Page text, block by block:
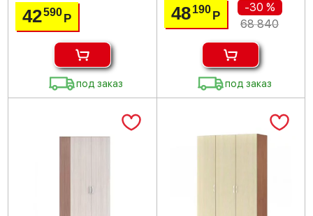
42590Р
под заказ
48 190 Р
-30 %
68 840
под заказ